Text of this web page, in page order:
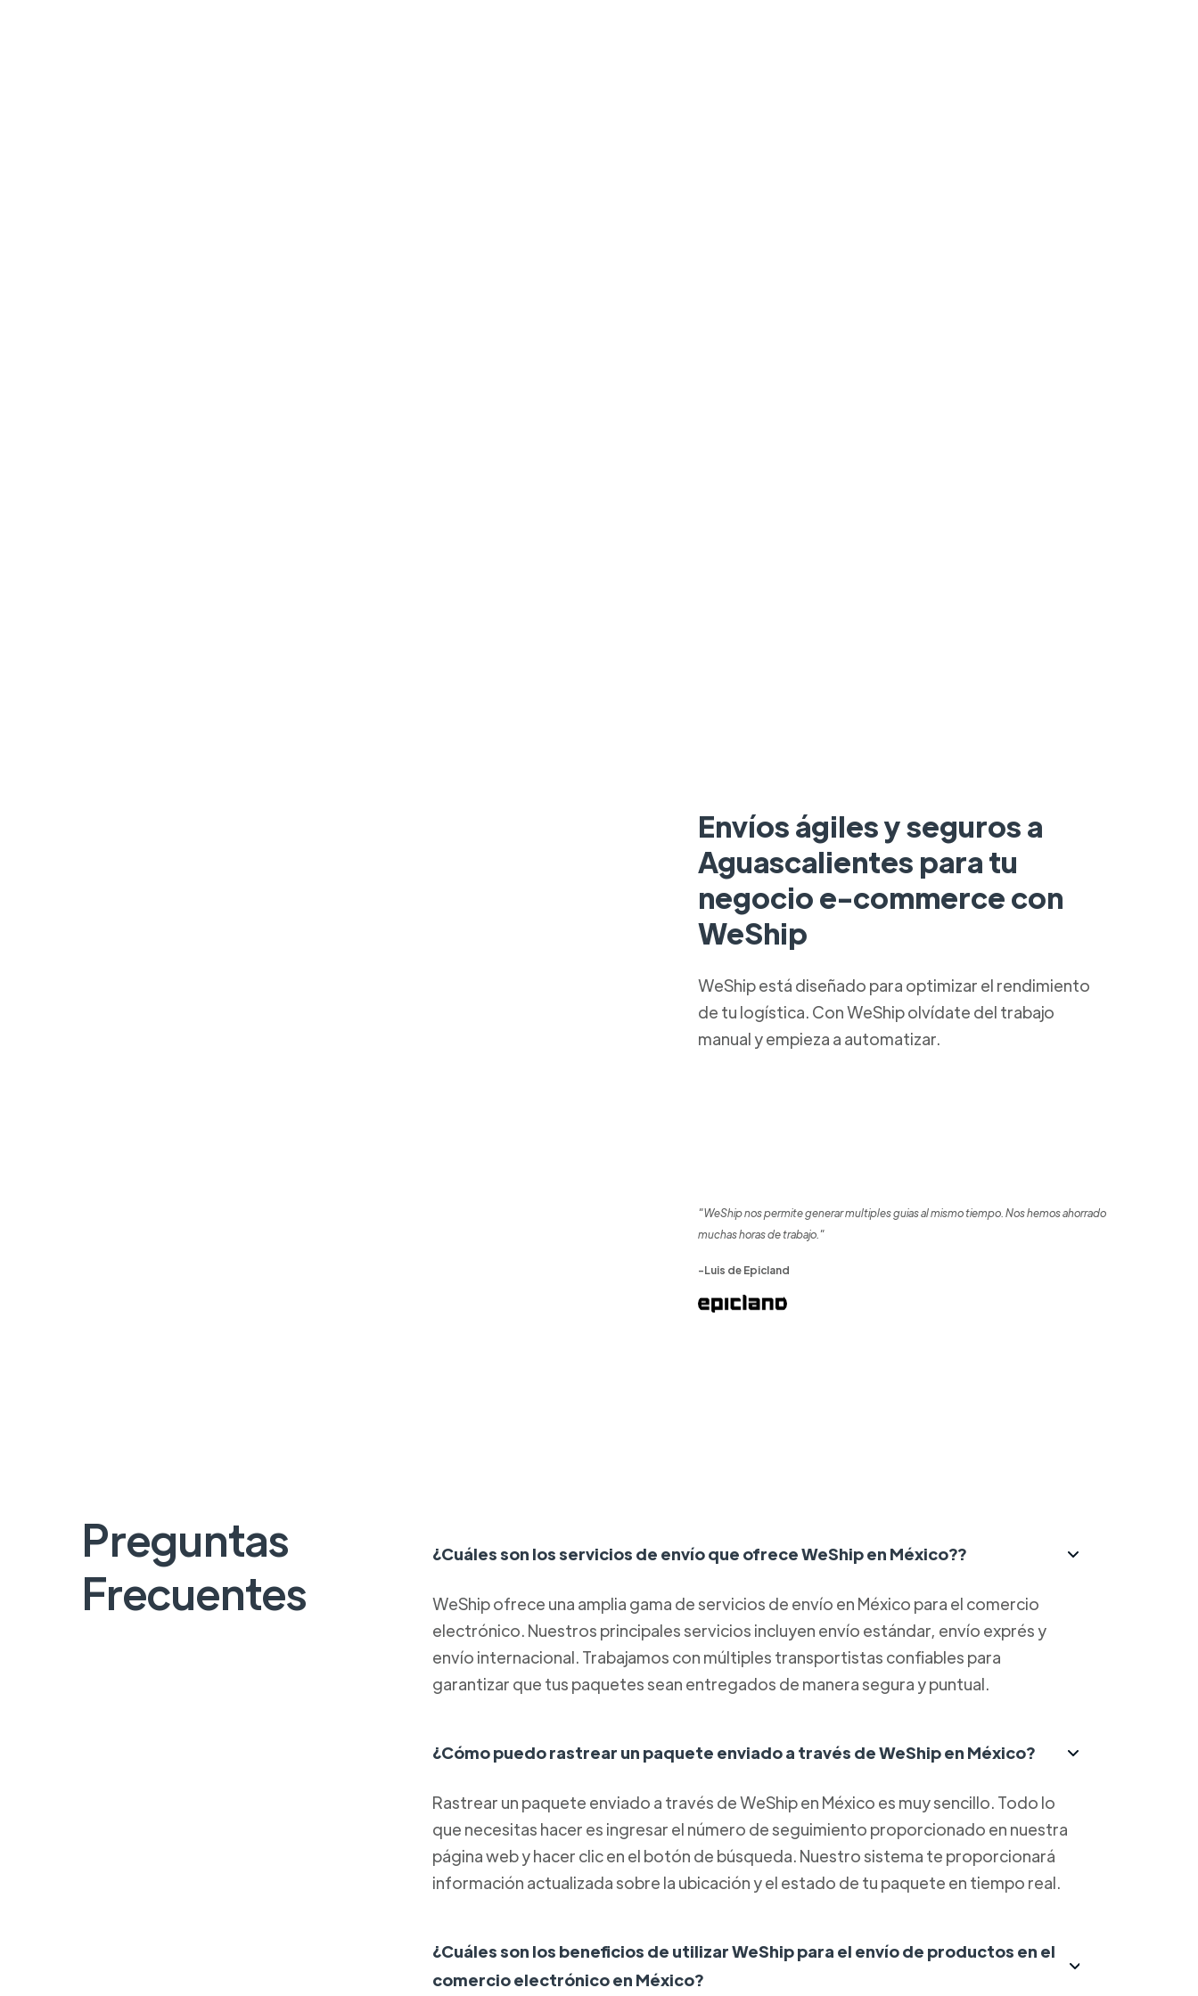
Envíos ágiles y seguros a
Aguascalientes para tu
negocio e-commerce con
WeShip
WeShip está diseñado para optimizar el rendimiento
de tu logística. Con WeShip olvídate del trabajo
manual y empieza a automatizar.
"WeShip nos permite generar multiples guias al mismo tiempo. Nos hemos ahorrado
muchas horas de trabajo."
-Luis de Epicland
Preguntas
Frecuentes
¿Cuáles son los servicios de envío que ofrece WeShip en México??
WeShip ofrece una amplia gama de servicios de envío en México para el comercio
electrónico. Nuestros principales servicios incluyen envío estándar, envío exprés y
envío internacional. Trabajamos con múltiples transportistas confiables para
garantizar que tus paquetes sean entregados de manera segura y puntual.
¿Cómo puedo rastrear un paquete enviado a través de WeShip en México?
Rastrear un paquete enviado a través de WeShip en México es muy sencillo. Todo lo
que necesitas hacer es ingresar el número de seguimiento proporcionado en nuestra
página web y hacer clic en el botón de búsqueda. Nuestro sistema te proporcionará
información actualizada sobre la ubicación y el estado de tu paquete en tiempo real.
¿Cuáles son los beneficios de utilizar WeShip para el envío de productos en el
comercio electrónico en México?